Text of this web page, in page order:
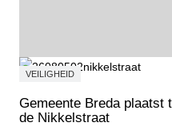
VEILIGHEID
Gemeente Breda plaatst
de Nikkelstraat